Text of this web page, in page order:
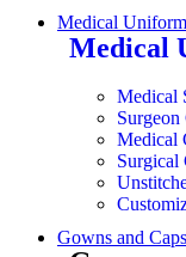
Medical Uniform
Medical
Medical
Medical
Surgical
Gowns and Caps